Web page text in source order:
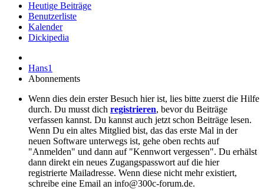
Heutige Beiträge
Benutzerliste
Kalender
Dickipedia
Hans1
Abonnements
Wenn dies dein erster Besuch hier ist, lies bitte zuerst die Hilfe
durch. Du musst dich registrieren, bevor du Beiträge
verfassen kannst. Du kannst auch jetzt schon Beiträge lesen.
Wenn Du ein altes Mitglied bist, das das erste Mal in der
neuen Software unterwegs ist, gehe oben rechts auf
"Anmelden" und dann auf "Kennwort vergessen". Du erhälst
dann direkt ein neues Zugangspasswort auf die hier
registrierte Mailadresse. Wenn diese nicht mehr existiert,
schreibe eine Email an info@300c-forum.de.